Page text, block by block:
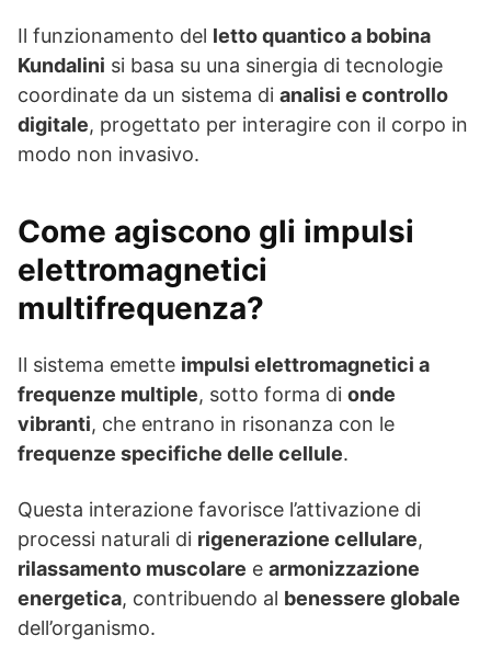
Il funzionamento del letto quantico a bobina
Kundalini si basa su una sinergia di tecnologie
coordinate da un sistema di analisi e controllo
digitale, progettato per interagire con il corpo in
modo non invasivo.
Come agiscono gli impulsi
elettromagnetici
multifrequenza?
Il sistema emette impulsi elettromagnetici a
frequenze multiple, sotto forma di onde
vibranti, che entrano in risonanza con le
frequenze specifiche delle cellule.
Questa interazione favorisce l’attivazione di
processi naturali di rigenerazione cellulare,
rilassamento muscolare e armonizzazione
energetica, contribuendo al benessere globale
dell’organismo.